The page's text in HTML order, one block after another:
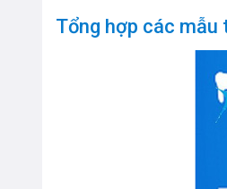
Tổng hợp các mẫu